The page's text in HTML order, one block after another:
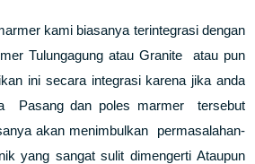
kami biasanya terintegrasi dengan
Tulungagung atau Granite atau pun
ini secara integrasi karena jika anda
Pasang dan poles marmer tersebut
akan menimbulkan permasalahan-
yang sangat sulit dimengerti Ataupun